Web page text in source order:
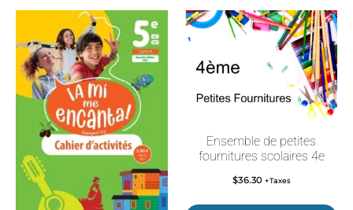
Ensemble de petites
fournitures scolaires 4e
$36.30 +Taxes